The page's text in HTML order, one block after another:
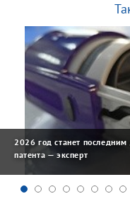
2026 год станет
патента — эксперт